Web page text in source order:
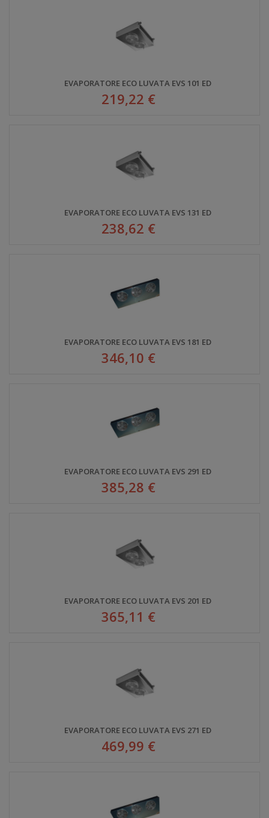
EVAPORATORE ECO LUVATA EVS 101 ED
219,22 €
EVAPORATORE ECO LUVATA EVS 131 ED
238,62 €
EVAPORATORE ECO LUVATA EVS 181 ED
346,10 €
EVAPORATORE ECO LUVATA EVS 291 ED
385,28 €
EVAPORATORE ECO LUVATA EVS 201 ED
365,11 €
EVAPORATORE ECO LUVATA EVS 271 ED
469,99 €